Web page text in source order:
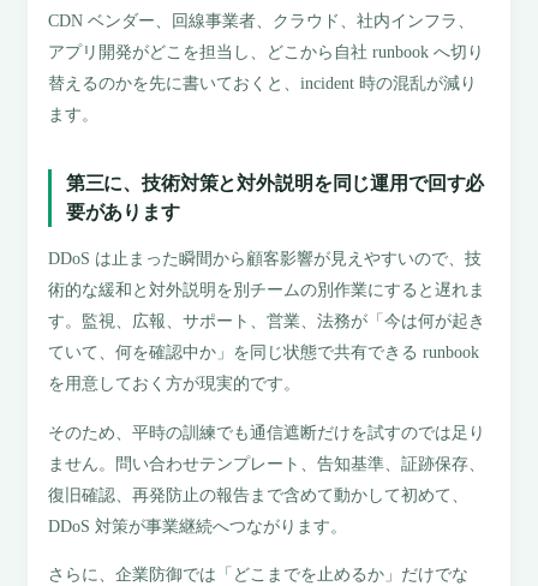
CDN ベンダー、回線事業者、クラウド、社内インフラ、
アプリ開発がどこを担当し、どこから自社 runbook へ切り
替えるのかを先に書いておくと、incident 時の混乱が減り
ます。
第三に、技術対策と対外説明を同じ運用で回す必
要があります
DDoS は止まった瞬間から顧客影響が見えやすいので、技
術的な緩和と対外説明を別チームの別作業にすると遅れま
す。監視、広報、サポート、営業、法務が「今は何が起き
ていて、何を確認中か」を同じ状態で共有できる runbook
を用意しておく方が現実的です。
そのため、平時の訓練でも通信遮断だけを試すのでは足り
ません。問い合わせテンプレート、告知基準、証跡保存、
復旧確認、再発防止の報告まで含めて動かして初めて、
DDoS 対策が事業継続へつながります。
さらに、企業防御では「どこまでを止めるか」だけでな